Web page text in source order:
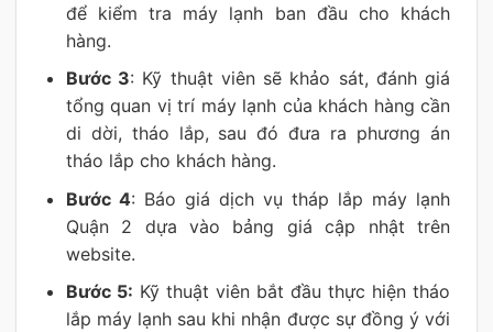
để kiểm tra máy lạnh ban đầu cho khách
hàng.
Bước 3: Kỹ thuật viên sẽ khảo sát, đánh giá
tổng quan vị trí máy lạnh của khách hàng cần
di dời, tháo lắp, sau đó đưa ra phương án
tháo lắp cho khách hàng.
Bước 4: Báo giá dịch vụ tháp lắp máy lạnh
Quận 2 dựa vào bảng giá cập nhật trên
website.
Bước 5: Kỹ thuật viên bắt đầu thực hiện tháo
lắp máy lạnh sau khi nhận được sự đồng ý với